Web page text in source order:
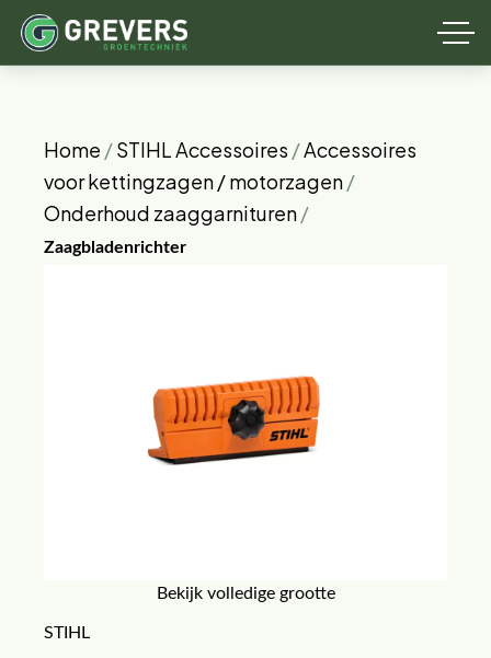
Home /STIHL Accessoires /Accessoires
voor kettingzagen / motorzagen/
Onderhoud zaaggarnituren/
Zaagbladenrichter
Bekijk volledige grootte
STIHL